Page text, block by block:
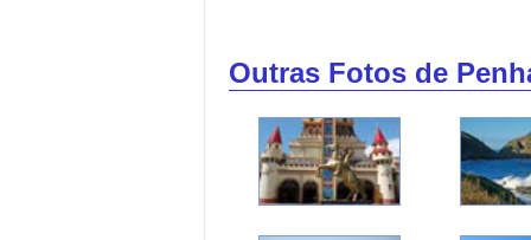
Outras Fotos de